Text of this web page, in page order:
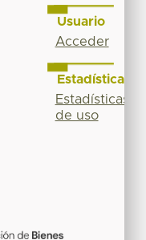
Usuario
Acceder
Estadísticas
Estadísticas
de uso